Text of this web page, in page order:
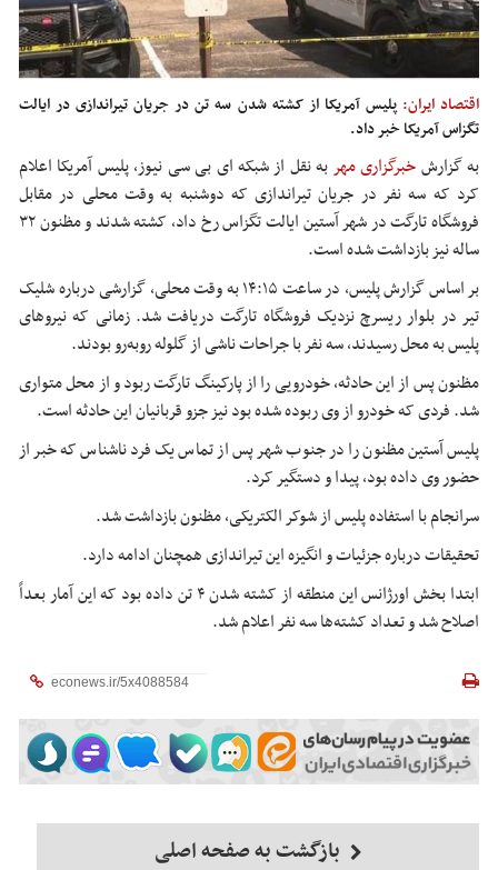
اقتصاد ایران: پلیس آمریکا از کشته شدن سه تن در جریان تیراندازی در ایالت
تگزاس آمریکا خبر داد.
به گزارشخبرگزاری مهربه نقل از شبکهایبی سی نیوز، پلیس آمریکا اعلام
کرد که سه نفر در جریان تیراندازی که دوشنبه به وقت محلی در مقابل
فروشگاهتارگت
در شهر آستین ایالت تگزاس رخ داد، کشته شدند و مظنون ۳۲
ساله نیز بازداشت شده است.
بر اساس گزارش پلیس، در ساعت ۱۴:۱۵ به وقت محلی، گزارشی درباره شلیک
تیر در بلوار ریسرچ نزدیک فروشگاه تارگتدریافت شد. زمانی که نیروهای
پلیس به محل رسیدند، سه نفر با جراحات ناشی از گلوله روبه‌رو بودند.
مظنون پس از این حادثه، خودرویی را از پارکینگتارگتربود و از محل متواری
شد. فردی که خودرو از وی ربوده شده بود نیزجزوقربانیان این حادثه است.
پلیس آستین مظنون را در جنوب شهر پس از تماس یک فرد ناشناس که خبر از
حضور وی داده بود، پیدا و دستگیر کرد.
سرانجام با استفاده پلیس ازشوکرالکتریکی، مظنون بازداشت شد.
تحقیقات درباره جزئیات و انگیزه این تیراندازی همچنان ادامه دارد.
ابتدا بخش اورژانس این منطقه از کشته شدن ۴ تن داده بود که این آمار بعداً
اصلاح شد و تعداد کشته‌ها سه نفر اعلام شد.
بازگشت به صفحه اصلی